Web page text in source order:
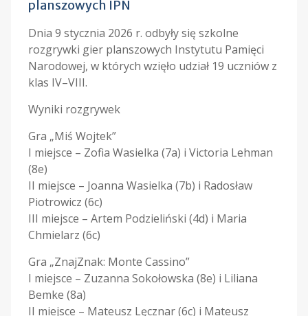
planszowych IPN
Dnia 9 stycznia 2026 r. odbyły się szkolne
rozgrywki gier planszowych Instytutu Pamięci
Narodowej, w których wzięło udział 19 uczniów z
klas IV–VIII.
Wyniki rozgrywek
Gra „Miś Wojtek”
I miejsce – Zofia Wasielka (7a) i Victoria Lehman
(8e)
II miejsce – Joanna Wasielka (7b) i Radosław
Piotrowicz (6c)
III miejsce – Artem Podzieliński (4d) i Maria
Chmielarz (6c)
Gra „ZnajZnak: Monte Cassino”
I miejsce – Zuzanna Sokołowska (8e) i Liliana
Bemke (8a)
II miejsce – Mateusz Lęcznar (6c) i Mateusz